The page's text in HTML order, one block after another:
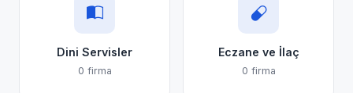
Dini Servisler
0 firma
Eczane ve İlaç
0 firma